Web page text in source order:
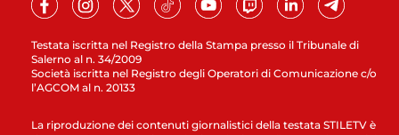
Testata iscritta nel Registro della Stampa presso il Tribunale di
Salerno al n. 34/2009
Società iscritta nel Registro degli Operatori di Comunicazione c/o
l’AGCOM al n. 20133
La riproduzione dei contenuti giornalistici della testata STILETV è